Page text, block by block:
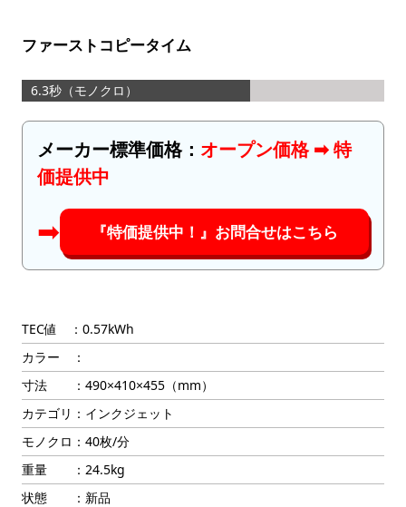
ファーストコピータイム
6.3秒（モノクロ）
メーカー標準価格： オープン価格 ➡︎ 特
価提供中
➡︎ 『特価提供中！』お問合せはこちら
TEC値 ：0.57kWh
カラー ：
寸法 ：490×410×455（mm）
カテゴリ：インクジェット
モノクロ：40枚/分
重量 ：24.5kg
状態 ：新品